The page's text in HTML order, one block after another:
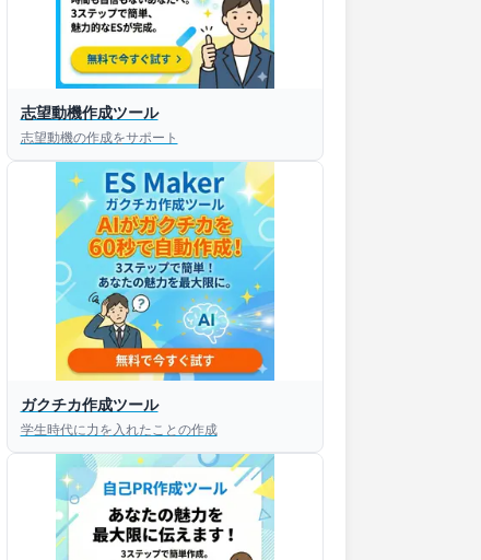
ぐESを
てほしい！
策アプリ【無料】
にあなたのESを添削
にあなただけのESを
志望動機作成ツール
志望動機の作成をサポート
ガクチカ作成ツール
学生時代に力を入れたことの作成